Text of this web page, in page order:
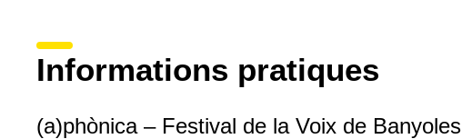
Informations pratiques
(a)phònica – Festival de la Voix de Banyoles